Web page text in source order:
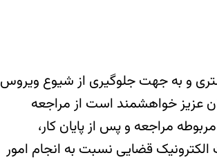
و به جهت جلوگیری از شیوع ویروس
عزیز خواهشمند است از مراجعه
مراجعه و پس از پایان کار،
قضایی نسبت به انجام امور